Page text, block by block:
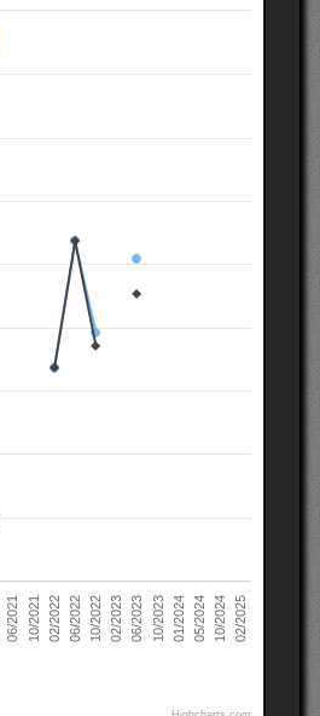
06/2021 10/2021 02/2022 06/2022 10/2022 02/2023 06/2023 10/2023 01/2024 05/2024 10/2024 02/2025